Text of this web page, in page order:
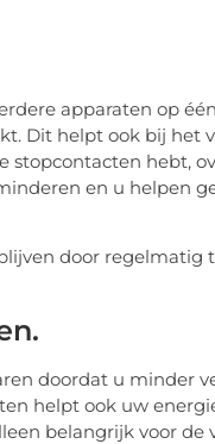
apparaten op
Dit helpt ook bij het
stopcontacten hebt,
en u helpen
door regelmatig
doordat u minder
helpt ook uw
belangrijk voor de